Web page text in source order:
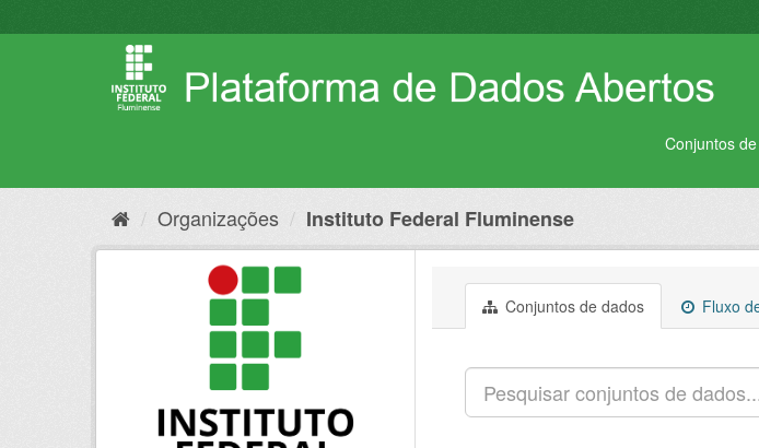
para
Conjuntos
Organizações Instituto Federal Fluminense
Conjuntos de dados Fluxo